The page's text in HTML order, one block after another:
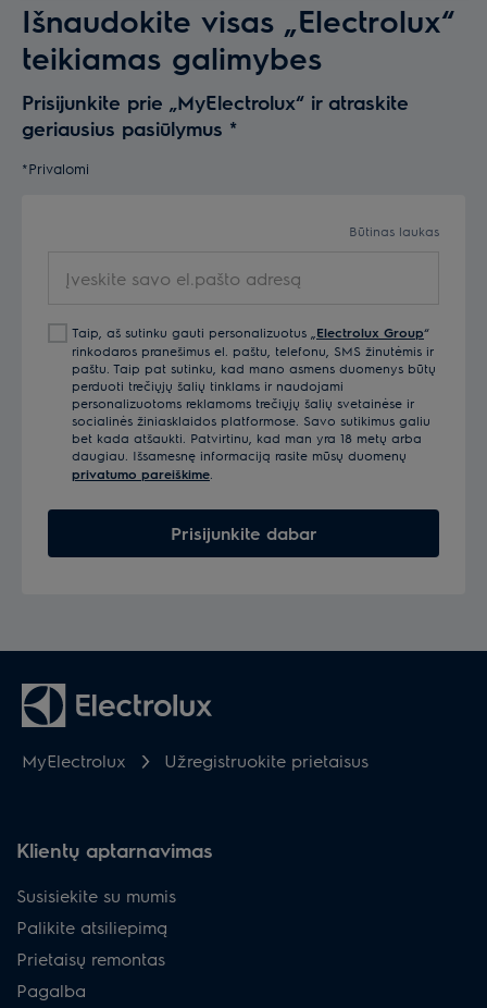
Išnaudokite visas „Electrolux“
teikiamas galimybes
Prisijunkite prie „MyElectrolux“ ir atraskite
geriausius pasiūlymus *
*Privalomi
Būtinas laukas
Taip, aš sutinku gauti personalizuotus „ Electrolux Group“
rinkodaros pranešimus el. paštu, telefonu, SMS žinutėmis ir
paštu. Taip pat sutinku, kad mano asmens duomenys būtų
perduoti trečiųjų šalių tinklams ir naudojami
personalizuotoms reklamoms trečiųjų šalių svetainėse ir
socialinės žiniasklaidos platformose. Savo sutikimus galiu
bet kada atšaukti. Patvirtinu, kad man yra 18 metų arba
daugiau. Išsamesnę informaciją rasite mūsų duomenų
privatumo pareiškime
Prisijunkite dabar
MyElectrolux Užregistruokite prietaisus
Klientų aptarnavimas
Susisiekite su mumis
Palikite atsiliepimą
Prietaisų remontas
Pagalba